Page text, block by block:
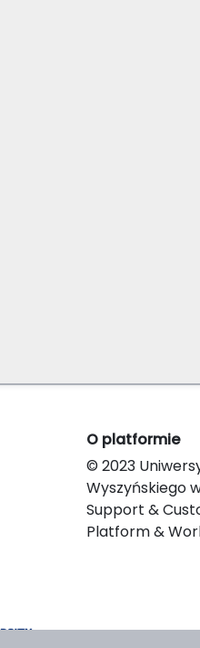
O platformie
© 2023
Wyszyńskiego
Support &
Platform &